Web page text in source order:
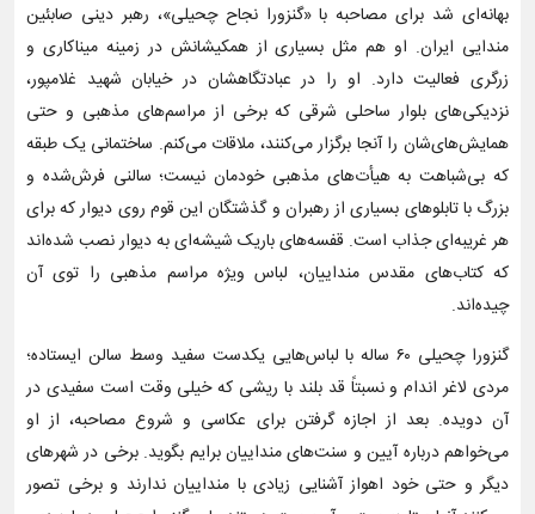
بهانه‌ای شد برای مصاحبه با «گنزورا نجاح چحیلی»، رهبر دینی صابئین
مندایی ایران. او هم مثل بسیاری از همکیشانش در زمینه میناکاری و
زرگری فعالیت دارد. او را در عبادتگاهشان در خیابان شهید غلامپور،
نزدیکی‌های بلوار ساحلی شرقی که برخی از مراسم‌های مذهبی و حتی
همایش‌های‌شان را آنجا برگزار می‌کنند، ملاقات می‌کنم. ساختمانی یک طبقه
که بی‌شباهت به هیأت‌های مذهبی خودمان نیست؛ سالنی فرش‌شده و
بزرگ با تابلوهای بسیاری از رهبران و گذشتگان این قوم روی دیوار که برای
هر غریبه‌ای جذاب است. قفسه‌های باریک شیشه‌ای به دیوار نصب شده‌اند
که کتاب‌های مقدس منداییان، لباس ویژه مراسم مذهبی را توی آن
چیده‌اند.
گنزورا چحیلی ۶۰ ساله با لباس‌هایی یکدست سفید وسط سالن ایستاده؛
مردی لاغر اندام و نسبتاً قد بلند با ریشی که خیلی وقت است سفیدی در
آن دویده. بعد از اجازه گرفتن برای عکاسی و شروع مصاحبه، از او
می‌خواهم درباره آیین و سنت‌های منداییان برایم بگوید. برخی در شهرهای
دیگر و حتی خود اهواز آشنایی زیادی با منداییان ندارند و برخی تصور